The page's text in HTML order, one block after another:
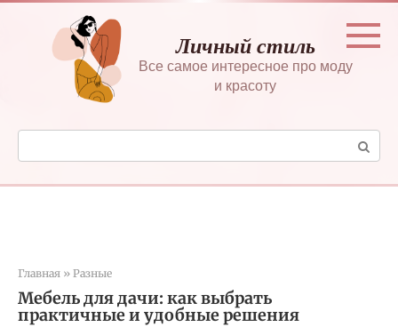
Перейти
контенту
Личный стиль
Все самое интересное про моду
и красоту
Поиск:
Главная » Разные
Мебель для дачи: как выбрать
практичные и удобные решения